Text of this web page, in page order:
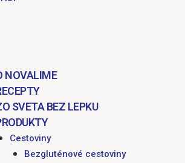
NOVALIME
SVETA BEZ LEPKU
Cestoviny
Bezgluténové cestoviny